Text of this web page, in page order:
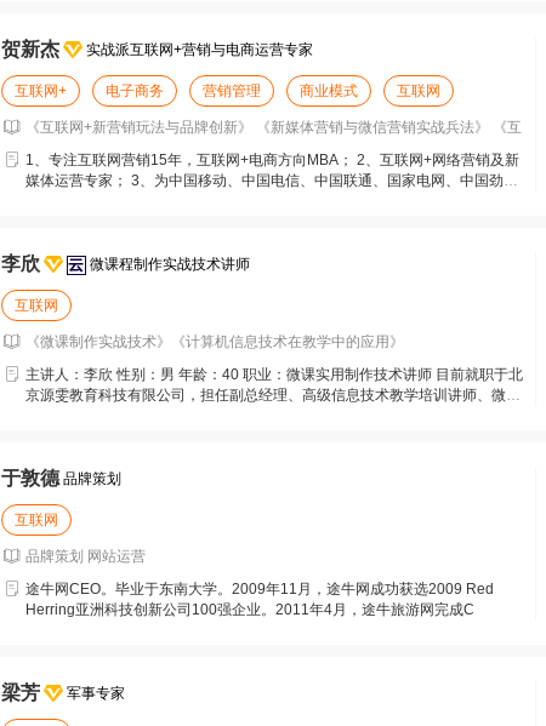
贺新杰 实战派互联网+营销与电商运营专家
互联网+ 电子商务 营销管理 商业模式 互联网
《互联网+新营销玩法与品牌创新》 《新媒体营销与微信营销实战兵法》 《互
1、专注互联网营销15年，互联网+电商方向MBA； 2、互联网+网络营销及新
媒体运营专家； 3、为中国移动、中国电信、中国联通、国家电网、中国劲酒
李欣 微课程制作实战技术讲师
互联网
《微课制作实战技术》《计算机信息技术在教学中的应用》
主讲人：李欣 性别：男 年龄：40 职业：微课实用制作技术讲师 目前就职于北
京源雯教育科技有限公司，担任副总经理、高级信息技术教学培训讲师、微课
于敦德 品牌策划
互联网
品牌策划 网站运营
途牛网CEO。毕业于东南大学。2009年11月，途牛网成功获选2009 Red
Herring亚洲科技创新公司100强企业。2011年4月，途牛旅游网完成C
梁芳 军事专家